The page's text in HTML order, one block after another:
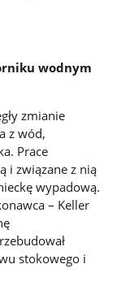
wodnym
zmianie
z wód,
Prace
i związane z nią
wypadową.
– Keller
stokowego i